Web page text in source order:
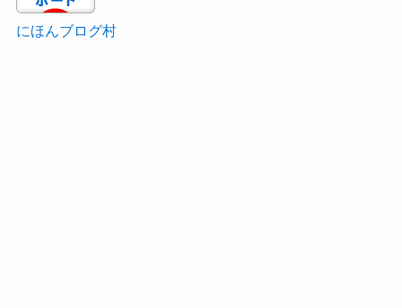
にほんブログ村